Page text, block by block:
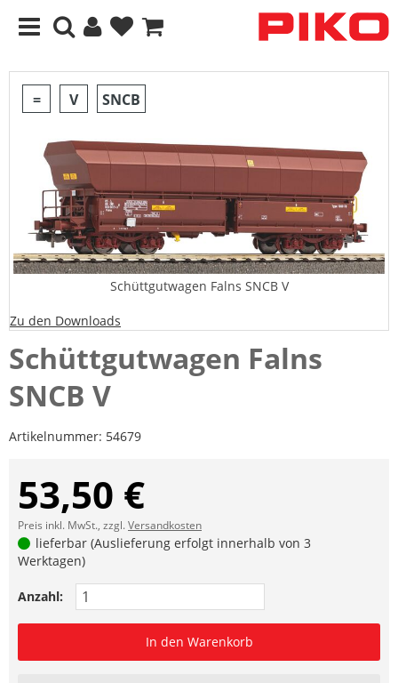
= V SNCB
Schüttgutwagen Falns SNCB V
Zu den Downloads
Schüttgutwagen Falns
SNCB V
Artikelnummer: 54679
53,50 €
Preis inkl. MwSt., zzgl.Versandkosten
lieferbar (Auslieferung erfolgt innerhalb von 3
Werktagen)
Anzahl:
In den Warenkorb